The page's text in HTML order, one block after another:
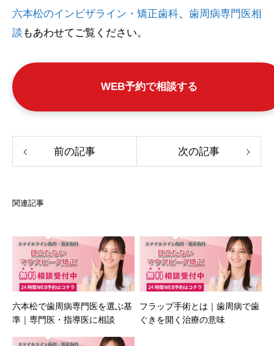
六本松のインビザライン・矯正歯科、 歯周病専門医相
談 もあわせてご覧ください。
WEB予約で相談する
前の記事 次の記事
関連記事
六本松で歯周病専門医を選ぶ基
準｜専門医・指導医に相談
フラップ手術とは｜歯周病で歯
ぐきを開く治療の意味